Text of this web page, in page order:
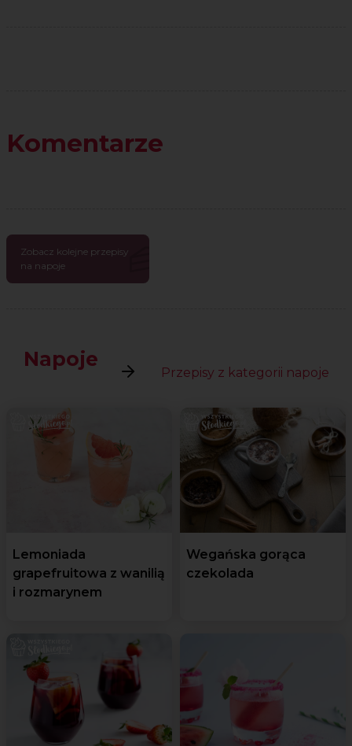
Komentarze
Zobacz kolejne przepisy
na napoje
Napoje
Przepisy z kategorii napoje
Lemoniada
grapefruitowa z wanilią
i rozmarynem
Wegańska gorąca
czekolada